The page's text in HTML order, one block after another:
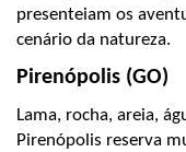
presenteiam os
cenário da natureza.
Pirenópolis (GO)
Lama, rocha, areia,
Pirenópolis reserva